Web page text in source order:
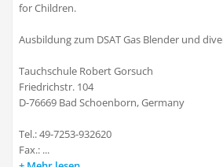
for Children.
Ausbildung zum DSAT Gas Blender und
Tauchschule Robert Gorsuch
Friedrichstr. 104
D-76669 Bad Schoenborn, Germany
Tel.: 49-7253-932620
Fax.: ...